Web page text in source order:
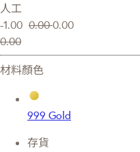
人工
-1.00 0.000.00
0.00
材料顏色
999 Gold
存貨